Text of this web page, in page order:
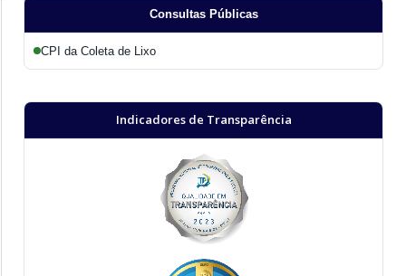
Consultas Públicas
CPI da Coleta de Lixo
Indicadores de Transparência